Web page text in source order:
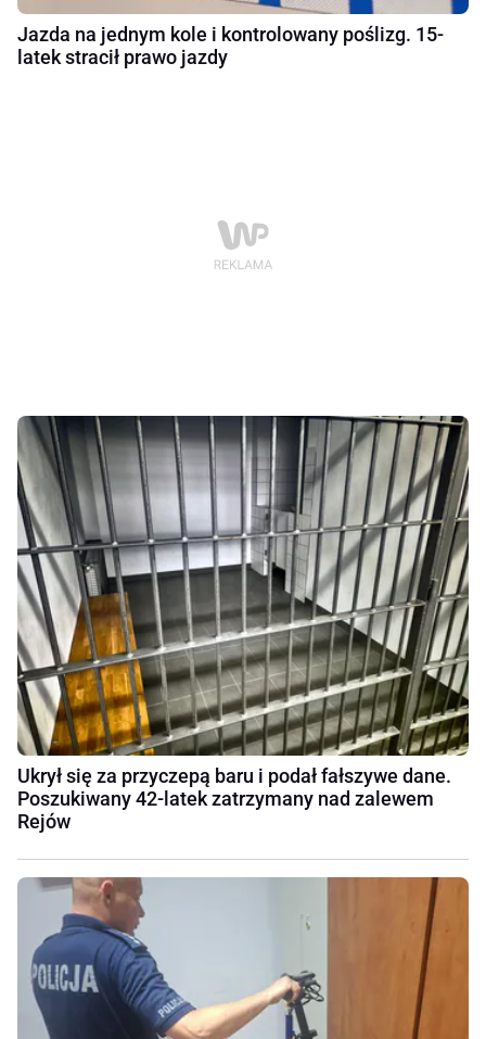
Jazda na jednym kole i kontrolowany poślizg. 15-
latek stracił prawo jazdy
Ukrył się za przyczepą baru i podał fałszywe dane.
Poszukiwany 42-latek zatrzymany nad zalewem
Rejów